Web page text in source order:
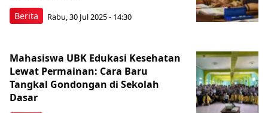
Berita Rabu, 30 Jul 2025 - 14:30
Mahasiswa UBK Edukasi Kesehatan
Lewat Permainan: Cara Baru
Tangkal Gondongan di Sekolah
Dasar